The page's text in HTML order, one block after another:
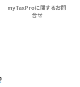
myTaxProに関するお問
合せ